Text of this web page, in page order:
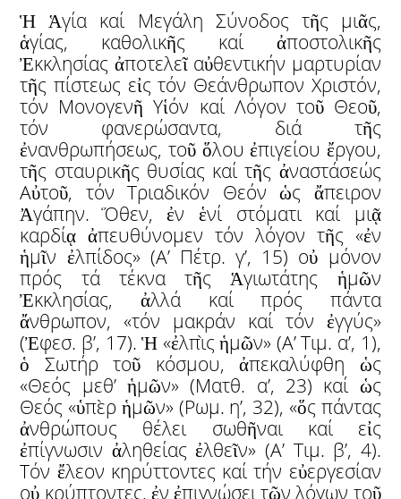
Ἡ Ἁγία καί Μεγάλη Σύνοδος τῆς μιᾶς,
ἁγίας, καθολικῆς καί ἀποστολικῆς
Ἐκκλησίας ἀποτελεῖ αὐθεντικήν μαρτυρίαν
τῆς πίστεως εἰς τόν Θεάνθρωπον Χριστόν,
τόν Μονογενῆ Υἱόν καί Λόγον τοῦ Θεοῦ,
τόν φανερώσαντα, διά τῆς
ἐνανθρωπήσεως, τοῦ ὅλου ἐπιγείου ἔργου,
τῆς σταυρικῆς θυσίας καί τῆς ἀναστάσεώς
Αὐτοῦ, τόν Τριαδικόν Θεόν ὡς ἄπειρον
Ἀγάπην. Ὅθεν, ἐν ἑνί στόματι καί μιᾷ
καρδίᾳ ἀπευθύνομεν τόν λόγον τῆς «ἐν
ἡμῖν ἐλπίδος» (Α’ Πέτρ. γ’, 15) οὐ μόνον
πρός τά τέκνα τῆς Ἁγιωτάτης ἡμῶν
Ἐκκλησίας, ἀλλά καί πρός πάντα
ἄνθρωπον, «τόν μακράν καί τόν ἐγγύς»
(Ἐφεσ. β’, 17). Ἡ «ἐλπὶς ἡμῶν» (Α’ Τιμ. α’, 1),
ὁ Σωτήρ τοῦ κόσμου, ἀπεκαλύφθη ὡς
«Θεός μεθ’ ἡμῶν» (Ματθ. α’, 23) καί ὡς
Θεός «ὑπὲρ ἡμῶν» (Ρωμ. η’, 32), «ὅς πάντας
ἀνθρώπους θέλει σωθῆναι καί εἰς
ἐπίγνωσιν ἀληθείας ἐλθεῖν» (Α’ Τιμ. β’, 4).
Τόν ἔλεον κηρύττοντες καί τήν εὐεργεσίαν
οὐ κρύπτοντες, ἐν ἐπιγνώσει τῶν λόγων τοῦ